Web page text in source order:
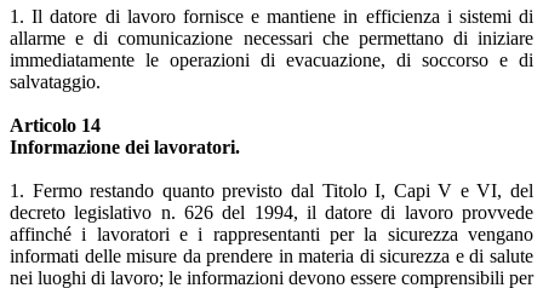
1. Il datore di lavoro fornisce e mantiene in efficienza i sistemi di
allarme e di comunicazione necessari che permettano di iniziare
immediatamente le operazioni di evacuazione, di soccorso e di
salvataggio.
Articolo 14
Informazione dei lavoratori.
1. Fermo restando quanto previsto dal Titolo I, Capi V e VI, del
decreto legislativo n. 626 del 1994, il datore di lavoro provvede
affinché i lavoratori e i rappresentanti per la sicurezza vengano
informati delle misure da prendere in materia di sicurezza e di salute
nei luoghi di lavoro; le informazioni devono essere comprensibili per